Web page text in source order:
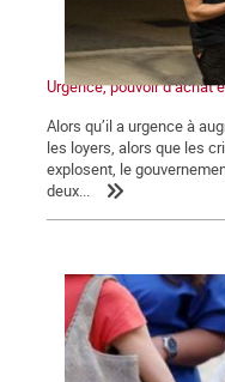
Urgence, pouvoir d’achat
Alors qu’il a urgence à
les loyers, alors que les
explosent, le
deux...